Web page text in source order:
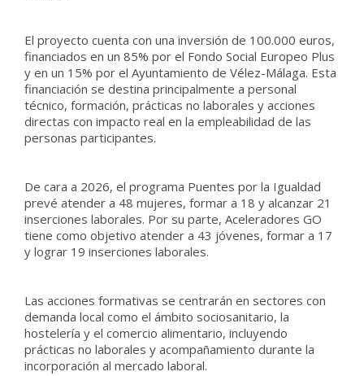
El proyecto cuenta con una inversión de 100.000 euros,
financiados en un 85% por el Fondo Social Europeo Plus
y en un 15% por el Ayuntamiento de Vélez-Málaga. Esta
financiación se destina principalmente a personal
técnico, formación, prácticas no laborales y acciones
directas con impacto real en la empleabilidad de las
personas participantes.
De cara a 2026, el programa Puentes por la Igualdad
prevé atender a 48 mujeres, formar a 18 y alcanzar 21
inserciones laborales. Por su parte, Aceleradores GO
tiene como objetivo atender a 43 jóvenes, formar a 17
y lograr 19 inserciones laborales.
Las acciones formativas se centrarán en sectores con
demanda local como el ámbito sociosanitario, la
hostelería y el comercio alimentario, incluyendo
prácticas no laborales y acompañamiento durante la
incorporación al mercado laboral.